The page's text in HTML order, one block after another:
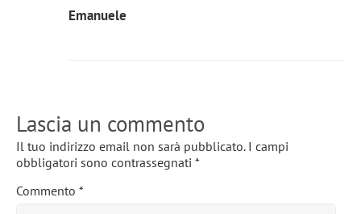
Emanuele
Lascia un commento
Il tuo indirizzo email non sarà pubblicato. I campi
obbligatori sono contrassegnati *
Commento *